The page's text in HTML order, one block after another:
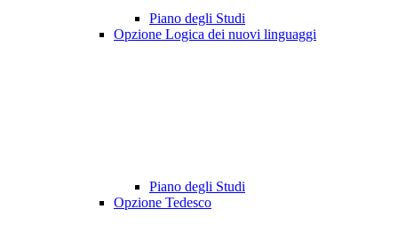
Piano degli Studi
Opzione Logica dei nuovi linguaggi
Piano degli Studi
Opzione Tedesco